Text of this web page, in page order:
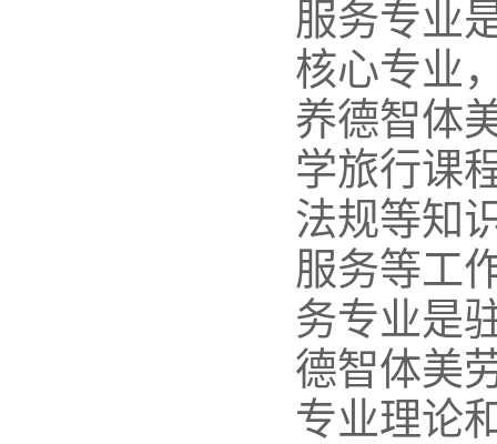
服务专业
核心专业
养德智体
学旅行课
法规等知
服务等工
务专业是
德智体美
专业理论